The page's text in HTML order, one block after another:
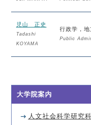
児山 正史
Tadashi
KOYAMA
行政学，
Public
大学院案内
人文社会科学研究